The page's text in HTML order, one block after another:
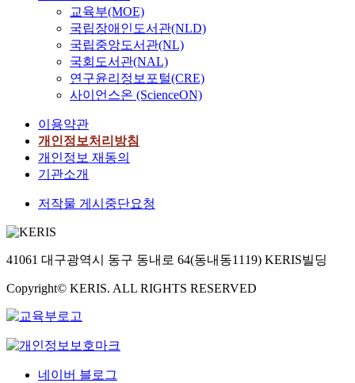
교육부(MOE)
국립장애인도서관(NLD)
국립중앙도서관(NL)
국회도서관(NAL)
연구윤리정보포털(CRE)
사이언스온 (ScienceON)
이용약관
개인정보처리방침
개인정보 재동의
기관소개
저작물 게시중단요청
41061 대구광역시 동구 동내로 64(동내동1119) KERIS빌딩
Copyright© KERIS. ALL RIGHTS RESERVED
네이버 블로그